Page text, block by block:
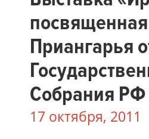
Приангарья
Собрания РФ
17 октября, 2011